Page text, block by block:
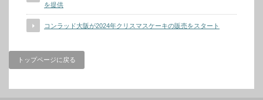
を提供
コンラッド大阪が2024年クリスマスケーキの販売をスタート
トップページに戻る